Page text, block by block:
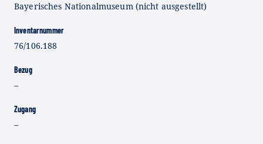
Bayerisches Nationalmuseum (nicht ausgestellt)
Inventarnummer
76/106.188
Bezug
–
Zugang
–